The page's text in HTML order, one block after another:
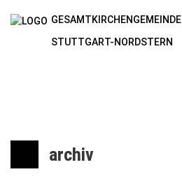
GESAMTKIRCHENGEMEINDE
STUTTGART-NORDSTERN
archiv